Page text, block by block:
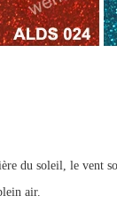
du soleil, le vent
air.